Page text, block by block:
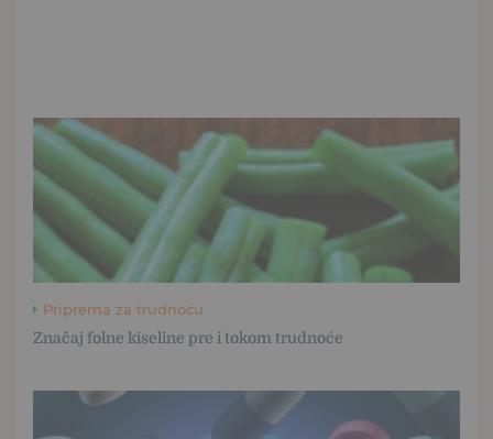
Priprema za trudnoću
Značaj folne kiseline pre i tokom trudnoće